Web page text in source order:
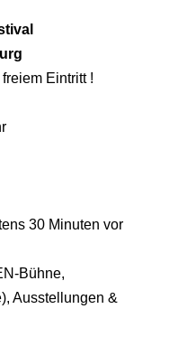
Eintritt !
30 Minuten vor
Bühne,
Ausstellungen &